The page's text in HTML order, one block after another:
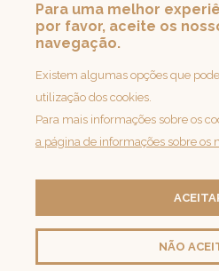
Para uma melhor
por favor, aceite os
navegação.
Existem algumas opções que
utilização dos cookies.
Para mais informações sobre os
a página de informações sobre os
NÃO